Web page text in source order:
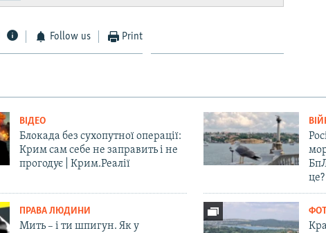
Follow us Print
ВІДЕО
Блокада без сухопутної операції:
Крим сам себе не заправить і не
прогодує | Крим.Реалії
це?
ПРАВА ЛЮДИНИ
Мить – і ти шпигун. Як у